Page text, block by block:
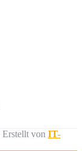
Erstellt von IT-